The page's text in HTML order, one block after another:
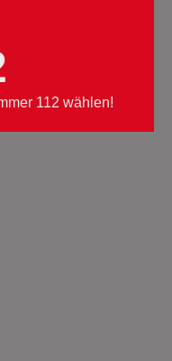
112 wählen!